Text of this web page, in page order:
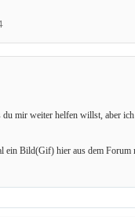
du mir weiter helfen willst, aber
ein Bild(Gif) hier aus dem Forum